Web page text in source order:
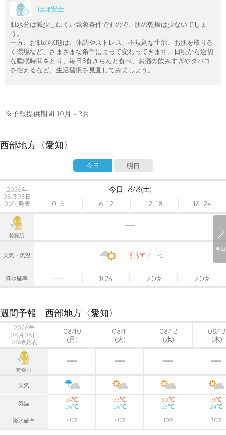
ほぼ安全
肌水分は減少しにくい気象条件ですので、肌の乾燥は少ないでしょ
う。
一方、お肌の状態は、体調やストレス、不規則な生活、お肌を取り巻
く環境など、さまざまな条件によって変わってきます。日頃から適切
な睡眠時間をとり、毎日3食きちんと食べ、お酒の飲みすぎやタバコ
を控えるなど、生活習慣を見直してみましょう。
※予報提供期間 10月～3月
西部地方〈愛知〉
今日 明日
明日
2026年
08月08日
06時発表
今日 8/8(土)
0-6
6-12 12-18 18-24
乾燥肌
天気・気温 33℃ -℃
降水確率 10% 20% 20%
週間予報 西部地方〈愛知〉
2026年
08月08日
06時発表
08/10
(月)
08/11
(火)
08/12
(水)
08/13
(木)
乾燥肌
天気
気温
34℃
26℃
35℃
26℃
30℃
25℃
31℃
24℃
降水確率 40% 40% 40% 30%